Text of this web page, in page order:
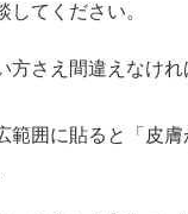
してください。
方さえ間違えなけ
範囲に貼ると「皮